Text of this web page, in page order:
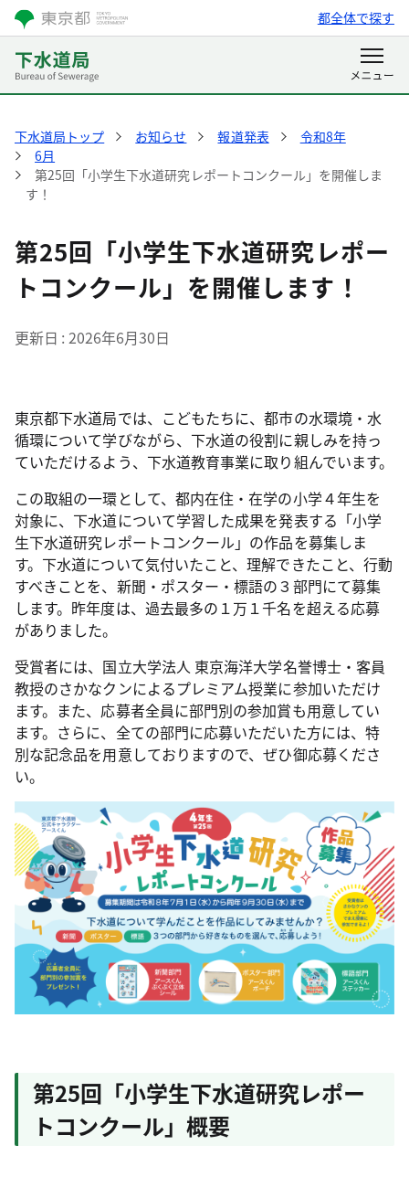
都全体で探す
下水道局トップ お知らせ 報道発表
令和8年
6月
第25回「小学生下水道研究レポートコンクール」を開催しま
す！
第25回「小学生下水道研究レポー
トコンクール」を開催します！
更新日 2026年6月30日
東京都下水道局では、こどもたちに、都市の水環境・水
循環について学びながら、下水道の役割に親しみを持っ
ていただけるよう、下水道教育事業に取り組んでいます。
この取組の一環として、都内在住・在学の小学４年生を
対象に、下水道について学習した成果を発表する「小学
生下水道研究レポートコンクール」の作品を募集しま
す。下水道について気付いたこと、理解できたこと、行動
すべきことを、新聞・ポスター・標語の３部門にて募集
します。昨年度は、過去最多の１万１千名を超える応募
がありました。
受賞者には、国立大学法人 東京海洋大学名誉博士・客員
教授のさかなクンによるプレミアム授業に参加いただけ
ます。また、応募者全員に部門別の参加賞も用意してい
ます。さらに、全ての部門に応募いただいた方には、特
別な記念品を用意しておりますので、ぜひ御応募くださ
い。
第25回「小学生下水道研究レポー
トコンクール」概要